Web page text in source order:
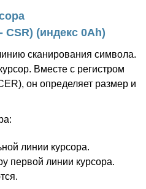
(индекс 0Ah)
сканирования символа.
Вместе с регистром
он определяет размер и
линии курсора.
первой линии курсора.